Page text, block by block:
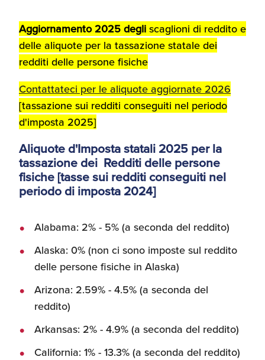
aziende italiane
assistite da ExportUSA
Internazionalizzazione
e Accesso al Mercato
Apertura Ristoranti
negli Stati Uniti
Ricerche di Mercato
Assicurazioni, Permessi
Ricerca Personale e
Gestione Risorse
Umane
Aggiornamento 2025 degli scaglioni di reddito e
delle aliquote per la tassazione statale dei
redditi delle persone fisiche
Contattateci per le aliquote aggiornate 2026
[tassazione sui redditi conseguiti nel periodo
d'imposta 2025]
Aliquote d'Imposta statali 2025 per la
tassazione dei Redditi delle persone
fisiche [tasse sui redditi conseguiti nel
periodo di imposta 2024]
Alabama: 2% - 5% (a seconda del reddito)
Alaska: 0% (non ci sono imposte sul reddito
delle persone fisiche in Alaska)
Arizona: 2.59% - 4.5% (a seconda del
reddito)
Arkansas: 2% - 4.9% (a seconda del reddito)
California: 1% - 13.3% (a seconda del reddito)